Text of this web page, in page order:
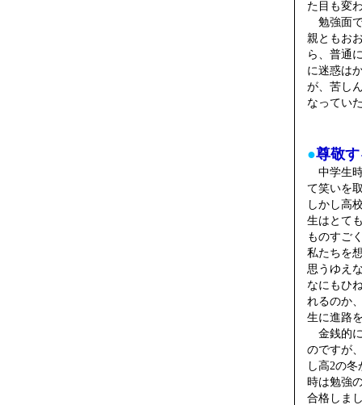
た目も変
勉強面
親ともお
ら、普通
に迷惑は
が、苦し
なってい
●尊敬
中学生
て笑いを
しかし高
生はとて
ものすご
私たちを
思うゆえ
なにもひ
れるのか
生に進路
金銭的
のですが
し高2の
時は勉強
合格しま